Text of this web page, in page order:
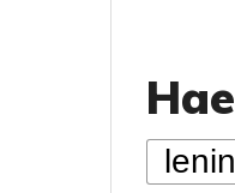
Hae